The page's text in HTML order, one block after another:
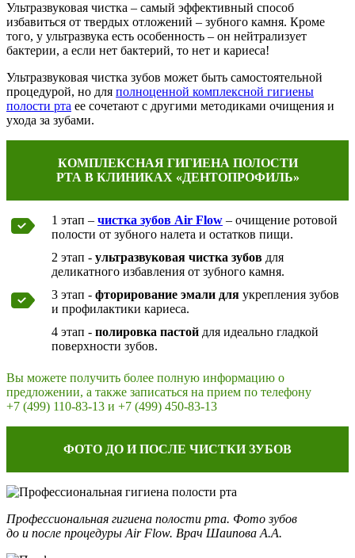
Ультразвуковая чистка – самый эффективный способ
избавиться от твердых отложений – зубного камня. Кроме
того, у ультразвука есть особенность – он нейтрализует
бактерии, а если нет бактерий, то нет и кариеса!
Ультразвуковая чистка зубов может быть самостоятельной
процедурой, но для полноценной комплексной гигиены
полости рта ее сочетают с другими методиками очищения и
ухода за зубами.
КОМПЛЕКСНАЯ ГИГИЕНА ПОЛОСТИ
РТА В КЛИНИКАХ «ДЕНТОПРОФИЛЬ»
1 этап – чистка зубов Air Flow – очищение ротовой
полости от зубного налета и остатков пищи.
2 этап - ультразвуковая чистка зубов для
деликатного избавления от зубного камня.
3 этап - фторирование эмали для укрепления зубов
и профилактики кариеса.
4 этап - полировка пастой для идеально гладкой
поверхности зубов.
Вы можете получить более полную информацию о
предложении, а также записаться на прием по телефону
+7 (499) 110-83-13 и +7 (499) 450-83-13
ФОТО ДО И ПОСЛЕ ЧИСТКИ ЗУБОВ
Профессиональная гигиена полости рта. Фото зубов
до и после процедуры Air Flow. Врач Шаипова А.А.